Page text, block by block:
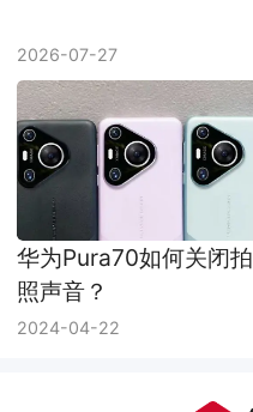
2026-07-27
华为Pura70如何关闭拍
照声音？
2024-04-22